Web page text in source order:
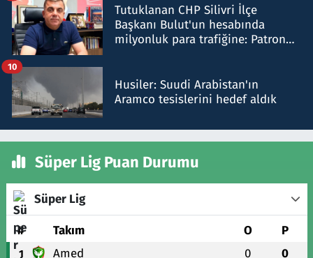
Tutuklanan CHP Silivri İlçe
Başkanı Bulut'un hesabında
milyonluk para trafiğine: Patron
Husiler: Suudi Arabistan'ın
Aramco tesislerini hedef aldık
10
Süper Lig Puan Durumu
Süper Lig
# Takım O P
1 Amed 0 0